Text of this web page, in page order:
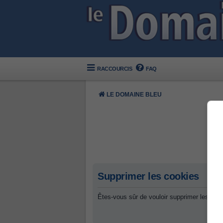
RACCOURCIS FAQ
LE DOMAINE BLEU
Supprimer les cookies
Êtes-vous sûr de vouloir supprimer les